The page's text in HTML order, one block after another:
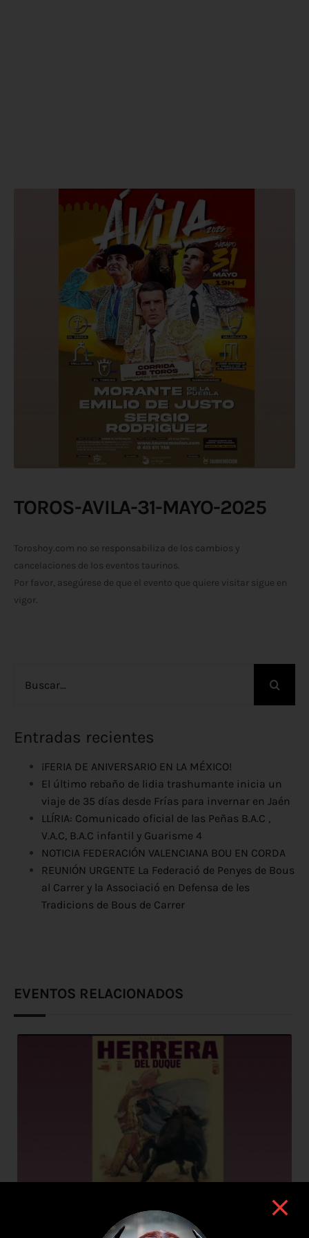
TOROS-AVILA-31-MAYO-2025
Toroshoy.com no se responsabiliza de los cambios y
cancelaciones de los eventos taurinos.
Por favor, asegúrese de que el evento que quiere visitar sigue en
vigor.
Entradas recientes
¡FERIA DE ANIVERSARIO EN LA MÉXICO!
El último rebaño de lidia trashumante inicia un
viaje de 35 días desde Frías para invernar en Jaén
LLÍRIA: Comunicado oficial de las Peñas B.A.C ,
V.A.C, B.A.C infantil y Guarisme 4
NOTICIA FEDERACIÓN VALENCIANA BOU EN CORDA
REUNIÓN URGENTE La Federació de Penyes de Bous
al Carrer y la Associació en Defensa de les
Tradicions de Bous de Carrer
EVENTOS RELACIONADOS